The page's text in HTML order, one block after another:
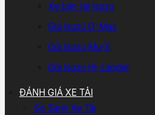
Xe bán tải Isuzu
Giá Isuzu D-Max
Giá Isuzu Mu-X
Giá Isuzu Hi-Lander
ĐÁNH GIÁ XE TẢI
So Sánh Xe Tải